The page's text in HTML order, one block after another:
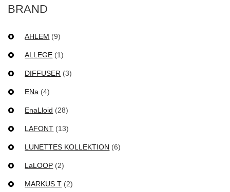
BRAND
AHLEM (9)
ALLEGE (1)
DIFFUSER (3)
ENa (4)
EnaLloid (28)
LAFONT (13)
LUNETTES KOLLEKTION (6)
LaLOOP (2)
MARKUS T (2)